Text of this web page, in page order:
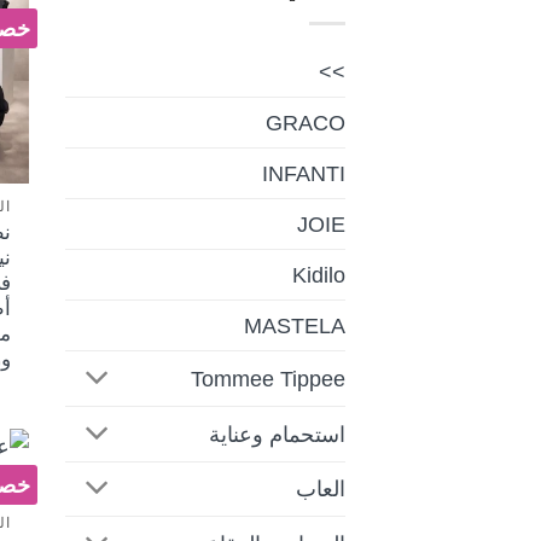
>>
GRACO
INFANTI
JOIE
Kidilo
MASTELA
Tommee Tippee
استحمام وعناية
العاب
خصم
خصم